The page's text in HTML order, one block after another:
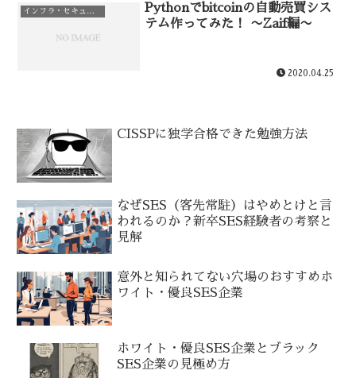
インフラ・セキュリティ
Pythonでbitcoinの自動売買シス
テム作ってみた！ 〜Zaif編〜
2020.04.25
CISSPに独学合格できた勉強方法
なぜSES（客先常駐）はやめとけと言
われるのか？新卒SES経験者の考察と
見解
意外と知られてない穴場のおすすめホ
ワイト・優良SES企業
ホワイト・優良SES企業とブラック
SES企業の見極め方